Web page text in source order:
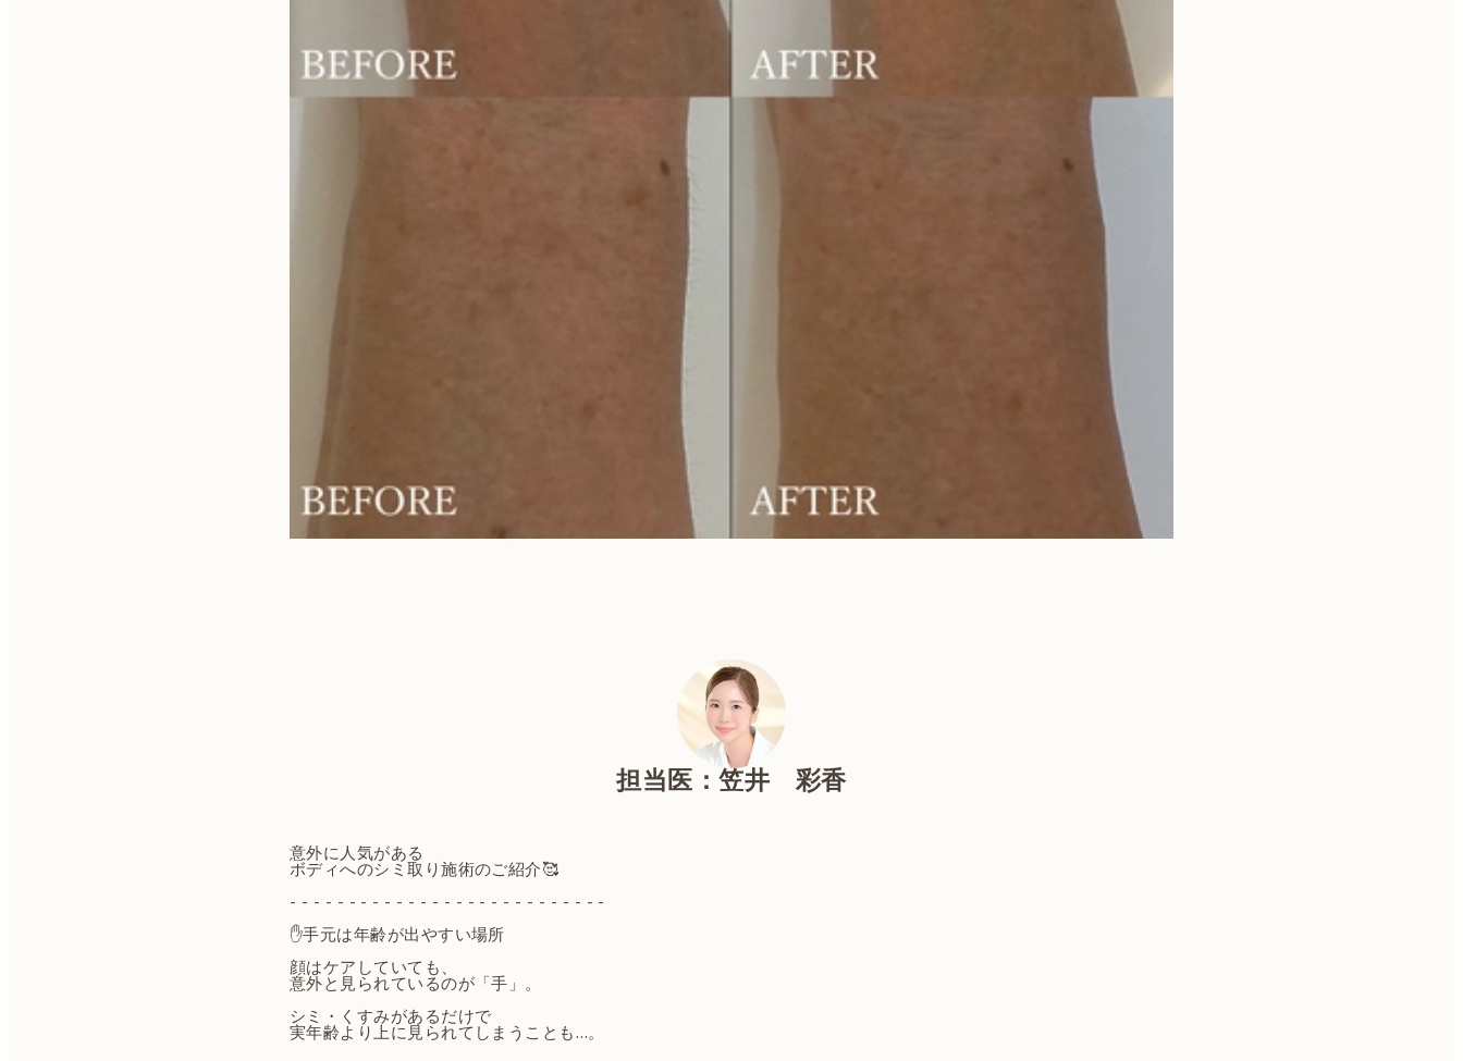
担当医：笠井 彩香
意外に人気がある
ボディへのシミ取り施術のご紹介🥰
- - - - - - - - - - - - - - - - - - - - - - - - - - -
✋手元は年齢が出やすい場所
顔はケアしていても、
意外と見られているのが「手」。
シミ・くすみがあるだけで
実年齢より上に見られてしまうことも…。